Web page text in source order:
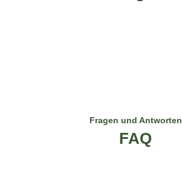
Fragen und Antworten
FAQ